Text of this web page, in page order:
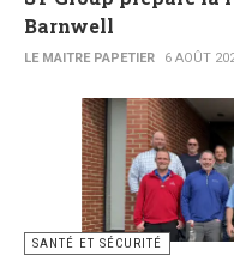
Barnwell
LE MAITRE PAPETIER 6 AOÛT
SANTÉ ET SÉCURITÉ